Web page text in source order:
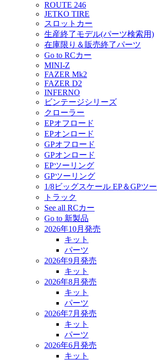
ROUTE 246
JETKO TIRE
スロットカー
生産終了モデル(パーツ検索用)
在庫限り＆販売終了パーツ
Go to RCカー
MINI-Z
FAZER Mk2
FAZER D2
INFERNO
ビンテージシリーズ
クローラー
EPオフロード
EPオンロード
GPオフロード
GPオンロード
EPツーリング
GPツーリング
1/8ビッグスケール EP＆GPツ
トラック
See all RCカー
Go to 新製品
2026年10月発売
キット
パーツ
2026年9月発売
キット
2026年8月発売
キット
パーツ
2026年7月発売
キット
パーツ
2026年6月発売
キット